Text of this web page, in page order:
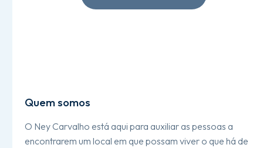
Quem somos
O Ney Carvalho está aqui para auxiliar as pessoas a
encontrarem um local em que possam viver o que há de